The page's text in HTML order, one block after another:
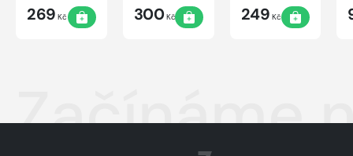
269 Kč 300Kč 249 Kč
Začínáme